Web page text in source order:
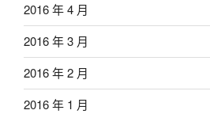
2016 年 4 月
2016 年 3 月
2016 年 2 月
2016 年 1 月